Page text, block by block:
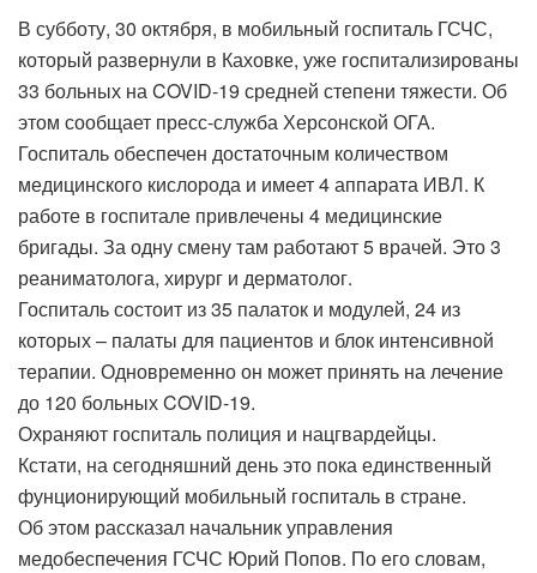
В субботу, 30 октября, в мобильный госпиталь ГСЧС,
который развернули в Каховке, уже госпитализированы
33 больных на COVID-19 средней степени тяжести. Об
этом сообщает пресс-служба Херсонской ОГА.
Госпиталь обеспечен достаточным количеством
медицинского кислорода и имеет 4 аппарата ИВЛ. К
работе в госпитале привлечены 4 медицинские
бригады. За одну смену там работают 5 врачей. Это 3
реаниматолога, хирург и дерматолог.
Госпиталь состоит из 35 палаток и модулей, 24 из
которых – палаты для пациентов и блок интенсивной
терапии. Одновременно он может принять на лечение
до 120 больных COVID-19.
Охраняют госпиталь полиция и нацгвардейцы.
Кстати, на сегодняшний день это пока единственный
фунционирующий мобильный госпиталь в стране.
Об этом рассказал начальник управления
медобеспечения ГСЧС Юрий Попов. По его словам,